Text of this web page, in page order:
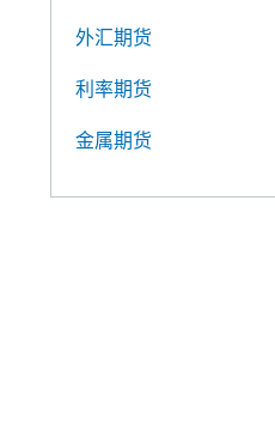
外汇期货
利率期货
金属期货